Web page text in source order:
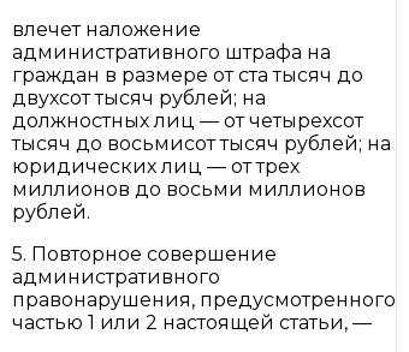
влечет наложение
административного штрафа на
граждан в размере от ста тысяч до
двухсот тысяч рублей; на
должностных лиц — от четырехсот
тысяч до восьмисот тысяч рублей; на
юридических лиц — от трех
миллионов до восьми миллионов
рублей.
5. Повторное совершение
административного
правонарушения, предусмотренного
частью 1 или 2 настоящей статьи, —